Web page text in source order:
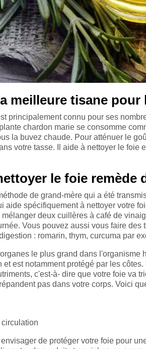
meilleure tisane pour
principalement connu pour ses
chardon marie se consomme
la buvez chaude. Pour atténuer le
votre tasse. Il aide à nettoyer le foie
le foie remède
de grand-mère qui a été
aide spécifiquement à nettoyer votre
deux cuillères à café de
Vous pouvez aussi vous faire
: romarin, thym, curcuma par
le plus grand dans l'organisme
et est notamment protégé par les
c'est-à- dire que votre foie va
pas dans votre corps. Voici
de protéger votre foie pour